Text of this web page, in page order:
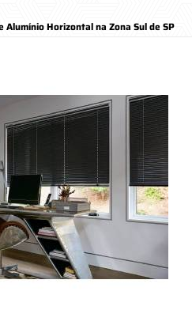
Alumínio Horizontal na Zona Sul de SP